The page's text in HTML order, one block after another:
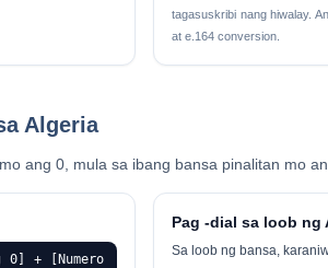
tagasuskribi nang hiwalay.
at e.164 conversion.
Algeria
ang 0, mula sa ibang bansa pinalitan mo
+ [Numero
Pag -dial sa loob ng
Sa loob ng bansa,